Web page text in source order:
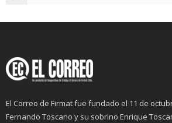
El Correo de Firmat fue fundado el 11 de
Fernando Toscano y su sobrino Enrique